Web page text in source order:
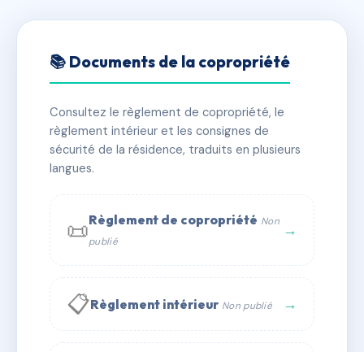
SDC 64 COURS GAMBETTA
✓ Immatriculée 🏠 49 lots 🏗 2 bâtiment(s)
📞 Contacter Syndic Digital
📚 Documents de la copropriété
Consultez le règlement de copropriété, le
règlement intérieur et les consignes de
sécurité de la résidence, traduits en plusieurs
langues.
📜Règlement de copropriété Non
publié
→
📋Règlement intérieur Non publié →